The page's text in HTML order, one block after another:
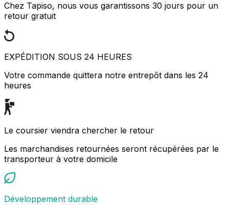
Chez Tapiso, nous vous garantissons 30 jours pour un
retour gratuit
EXPÉDITION SOUS 24 HEURES
Votre commande quittera notre entrepôt dans les 24
heures
Le coursier viendra chercher le retour
Les marchandises retournées seront récupérées par le
transporteur à votre domicile
Développement durable